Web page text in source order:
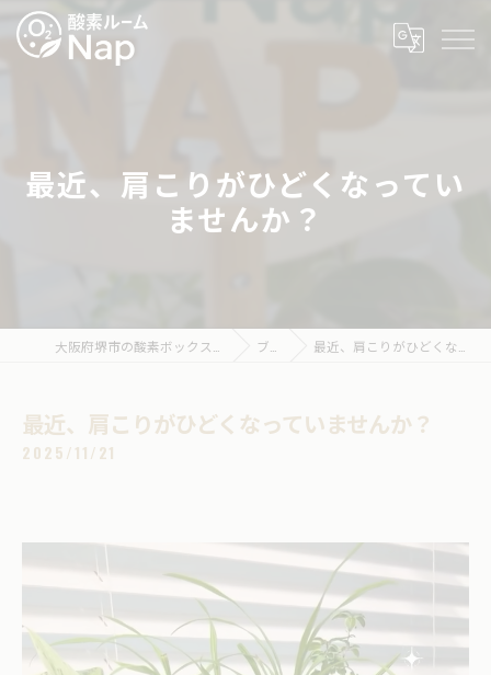
最近、肩こりがひどくなってい
ませんか？
ブログ 最近、肩こりがひどくなっていませんか？
最近、肩こりがひどくなっていませんか？
2025/11/21